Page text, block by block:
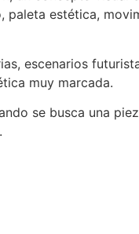
paleta estética,
escenarios
muy marcada.
se busca una